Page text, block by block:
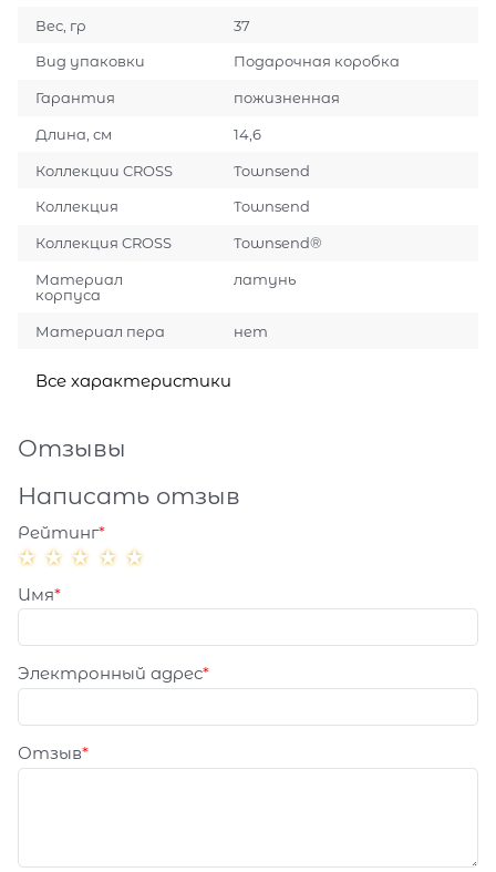
Вес, гр 37
Вид упаковки Подарочная коробка
Гарантия пожизненная
Длина, см 14,6
Коллекции CROSS Townsend
Коллекция Townsend
Коллекция CROSS Townsend®
Материал
корпуса
латунь
Материал пера нет
Все характеристики
Отзывы
Написать отзыв
Рейтинг
Имя
Электронный адрес
Отзыв